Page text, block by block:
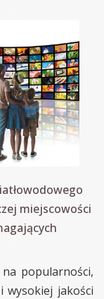
miejscowości
popularności,
wysokiej jakości